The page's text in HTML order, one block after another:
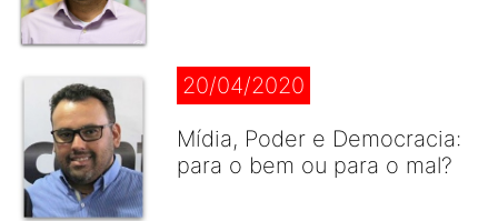
20/04/2020
Mídia, Poder e Democracia:
para o bem ou para o mal?